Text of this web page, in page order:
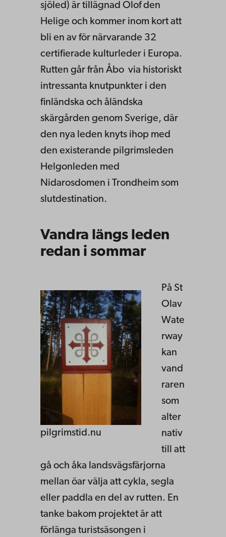
sjöled) är tillägnad Olof den
Helige och kommer inom kort att
bli en av för närvarande 32
certifierade kulturleder i Europa.
Rutten går från Åbo via historiskt
intressanta knutpunkter i den
finländska och åländska
skärgården genom Sverige, där
den nya leden knyts ihop med
den existerande pilgrimsleden
Helgonleden med
Nidarosdomen i Trondheim som
slutdestination.
Vandra längs leden
redan i sommar
pilgrimstid.nu
På St
Olav
Wate
rway
kan
vand
raren
som
alter
nativ
till att
gå och åka landsvägsfärjorna
mellan öar välja att cykla, segla
eller paddla en del av rutten. En
tanke bakom projektet är att
förlänga turistsäsongen i